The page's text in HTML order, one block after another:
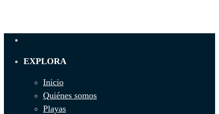
EXPLORA
Inicio
Quiénes somos
Playas